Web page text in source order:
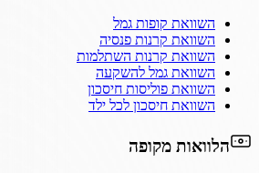
השוואת קופות גמל
השוואת קרנות פנסיה
השוואת קרנות השתלמות
השוואת גמל להשקעה
השוואת פוליסות חיסכון
השוואת חיסכון לכל ילד
הלוואות מקופה